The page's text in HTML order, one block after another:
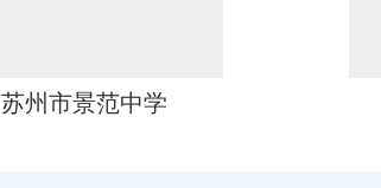
苏州市景范中学